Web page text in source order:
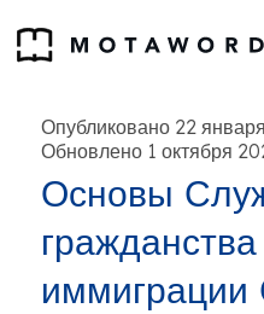
Опубликовано 22
Обновлено 1 октября
Основы